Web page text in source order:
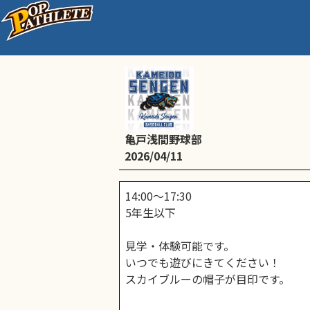
亀戸浅間野球部
2026/04/11
14:00～17:30
5年生以下
見学・体験可能です。
いつでも遊びにきてください！
スカイブルーの帽子が目印です。